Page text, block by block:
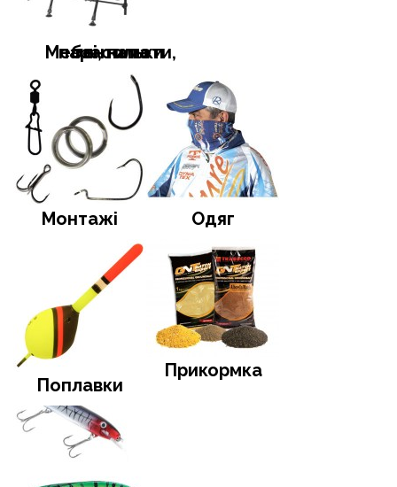
Меблі, намети, тенти та парасольки
Монтажі Одяг
Поплавки
Прикормка